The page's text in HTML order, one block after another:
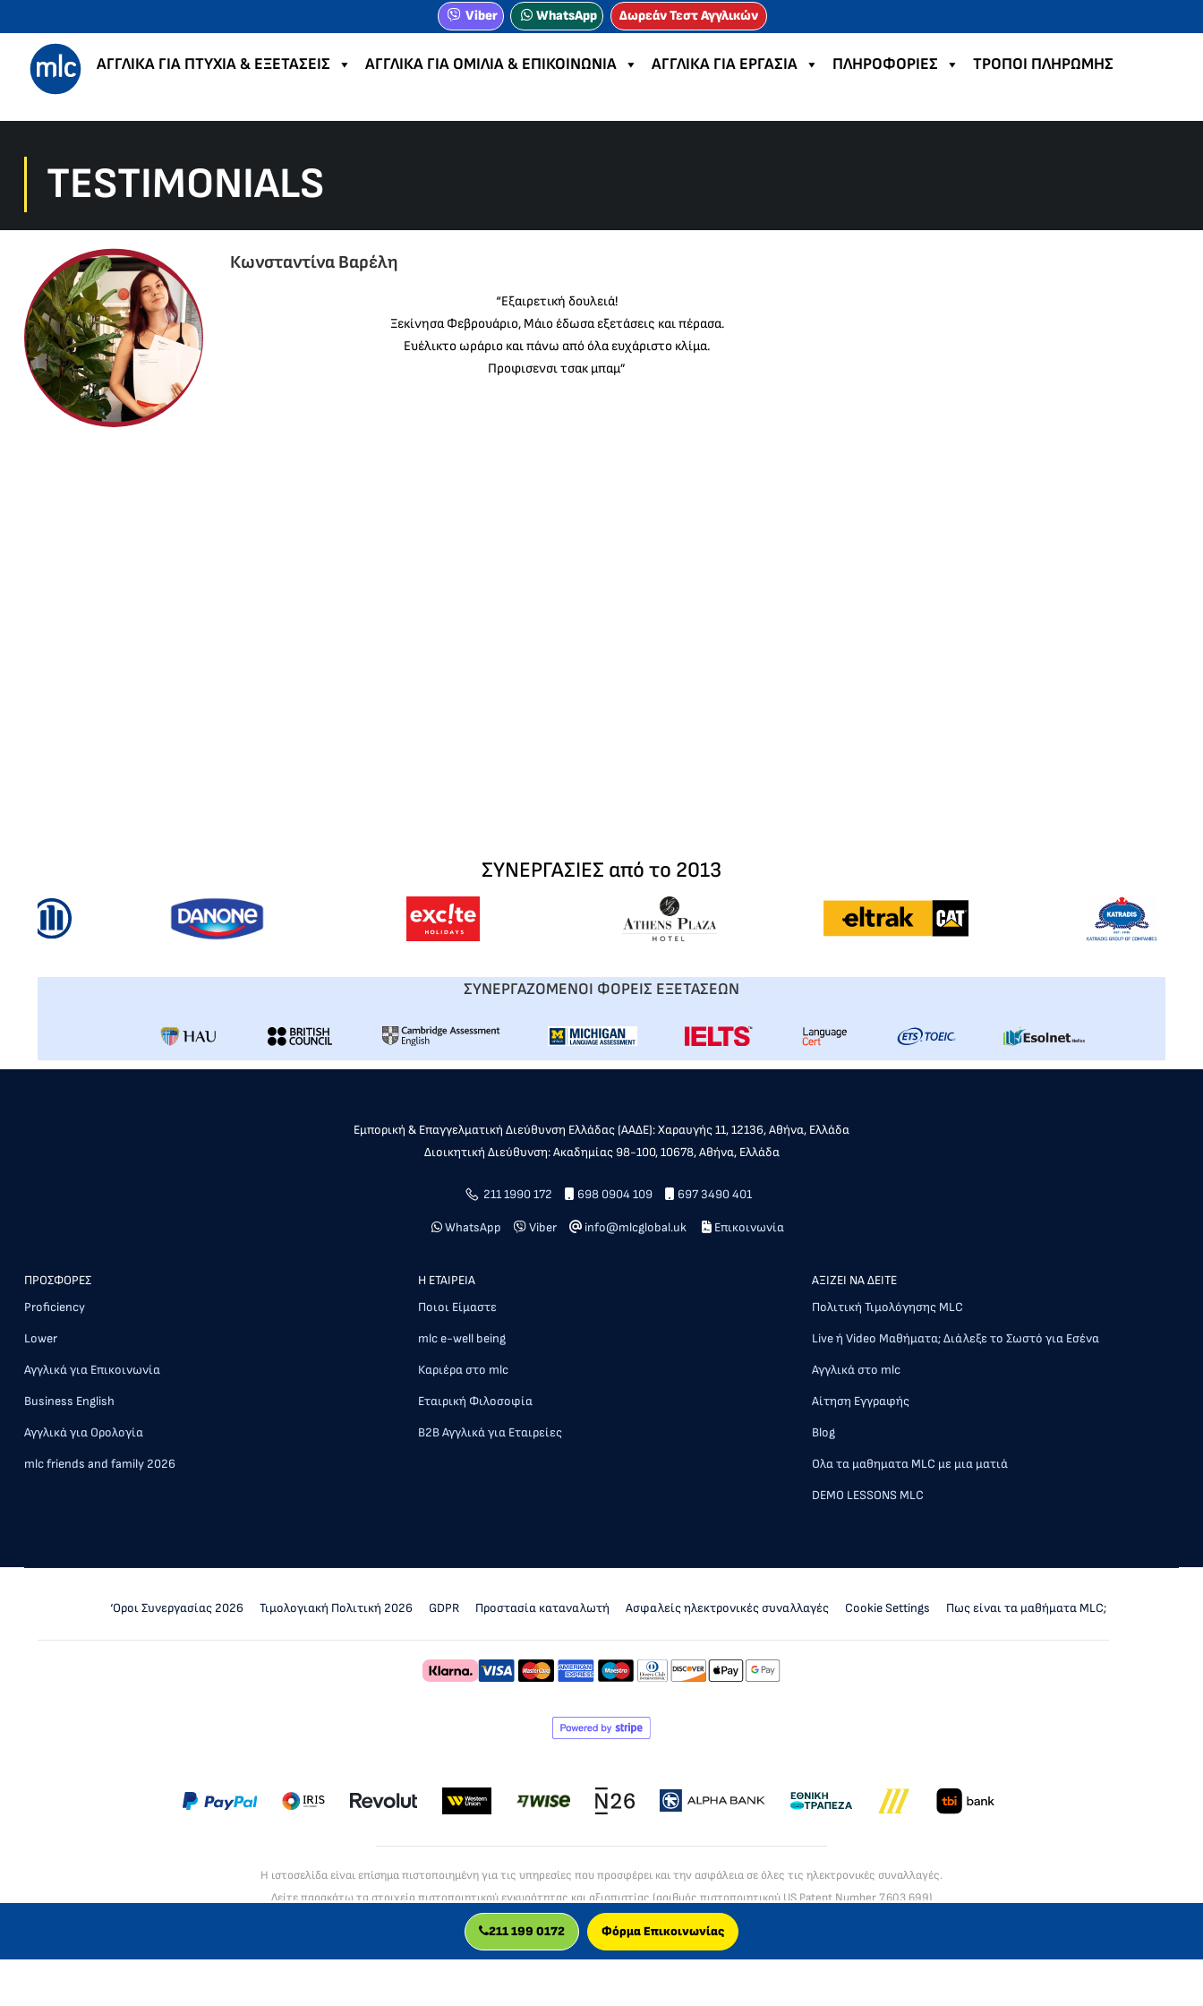
Viber WhatsApp Δωρεάν Τεστ Αγγλικών
ΑΓΓΛΙΚΑ ΓΙΑ ΠΤΥΧΙΑ & ΕΞΕΤΑΣΕΙΣ ΑΓΓΛΙΚΑ ΓΙΑ ΟΜΙΛΙΑ & ΕΠΙΚΟΙΝΩΝΙΑ ΑΓΓΛΙΚΑ ΓΙΑ ΕΡΓΑΣΙΑ ΠΛΗΡΟΦΟΡΙΕΣ TΡΟΠΟΙ ΠΛΗΡΩΜΗΣ
TESTIMONIALS
Κωνσταντίνα Βαρέλη
“Εξαιρετική δουλειά!
Ξεκίνησα Φεβρουάριο, Μάιο έδωσα εξετάσεις και πέρασα.
Ευέλικτο ωράριο και πάνω από όλα ευχάριστο κλίμα.
Προφισενσι τσακ μπαμ”
ΣΥΝΕΡΓΑΣΙΕΣ από το 2013
ΣΥΝΕΡΓΑΖΟΜΕΝΟΙ ΦΟΡΕΙΣ ΕΞΕΤΑΣΕΩΝ
Εμπορική & Επαγγελματική Διεύθυνση Ελλάδας (ΑΑΔΕ): Χαραυγής 11, 12136, Αθήνα, Ελλάδα
Διοικητική Διεύθυνση: Ακαδημίας 98-100, 10678, Αθήνα, Ελλάδα
211 1990 172 698 0904 109 697 3490 401
WhatsApp Viber info@mlcglobal.uk Επικοινωνία
ΠΡΟΣΦΟΡΕΣ
Proficiency
Lower
Αγγλικά για Επικοινωνία
Business English
Αγγλικά για Ορολογία
mlc friends and family 2026
Η ΕΤΑΙΡΕΙΑ
Ποιοι Είμαστε
mlc e-well being
Καριέρα στο mlc
Εταιρική Φιλοσοφία
Β2Β Αγγλικά για Εταιρείες
AΞΙΖΕΙ ΝΑ ΔΕΙΤΕ
Πολιτική Τιμολόγησης MLC
Live ή Video Μαθήματα; Διάλεξε το Σωστό για Εσένα
Αγγλικά στο mlc
Αίτηση Εγγραφής
Blog
Ολα τα μαθηματα MLC με μια ματιά
DEMO LESSONS MLC
‘Οροι Συνεργασίας 2026 Τιμολογιακή Πολιτική 2026 GDPR Προστασία καταναλωτή Ασφαλείς ηλεκτρονικές συναλλαγές Cookie Settings Πως είναι τα μαθήματα MLC;
Η ιστοσελίδα είναι επίσημα πιστοποιημένη για τις υπηρεσίες που προσφέρει και την ασφάλεια σε όλες τις ηλεκτρονικές συναλλαγές.
Δείτε παρακάτω τα στοιχεία πιστοποιητικού εγκυρότητας και αξιοπιστίας (αριθμός πιστοποιητικού US Patent Number 7,603,699)
EV SSL
211 199 0172 Φόρμα Επικοινωνίας